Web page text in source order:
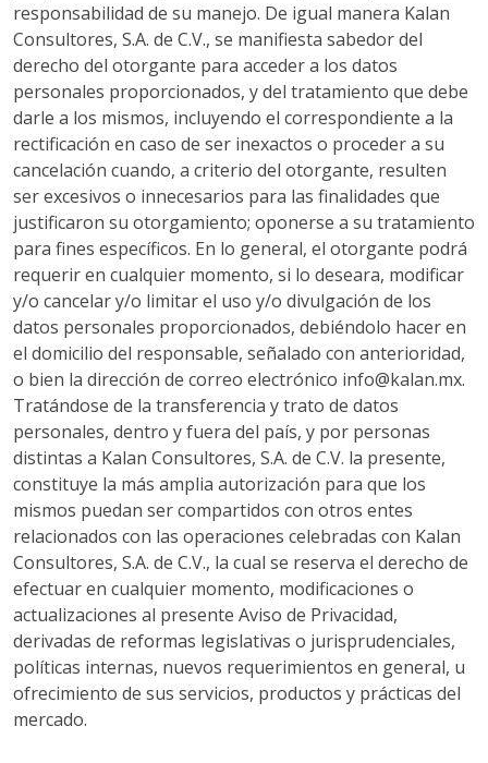
responsabilidad de su manejo. De igual manera Kalan
Consultores, S.A. de C.V., se manifiesta sabedor del
derecho del otorgante para acceder a los datos
personales proporcionados, y del tratamiento que debe
darle a los mismos, incluyendo el correspondiente a la
rectificación en caso de ser inexactos o proceder a su
cancelación cuando, a criterio del otorgante, resulten
ser excesivos o innecesarios para las finalidades que
justificaron su otorgamiento; oponerse a su tratamiento
para fines específicos. En lo general, el otorgante podrá
requerir en cualquier momento, si lo deseara, modificar
y/o cancelar y/o limitar el uso y/o divulgación de los
datos personales proporcionados, debiéndolo hacer en
el domicilio del responsable, señalado con anterioridad,
o bien la dirección de correo electrónico info@kalan.mx.
Tratándose de la transferencia y trato de datos
personales, dentro y fuera del país, y por personas
distintas a Kalan Consultores, S.A. de C.V. la presente,
constituye la más amplia autorización para que los
mismos puedan ser compartidos con otros entes
relacionados con las operaciones celebradas con Kalan
Consultores, S.A. de C.V., la cual se reserva el derecho de
efectuar en cualquier momento, modificaciones o
actualizaciones al presente Aviso de Privacidad,
derivadas de reformas legislativas o jurisprudenciales,
políticas internas, nuevos requerimientos en general, u
ofrecimiento de sus servicios, productos y prácticas del
mercado.